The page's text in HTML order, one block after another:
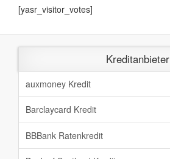
[yasr_visitor_votes]
Kreditanbieter
auxmoney Kredit
Barclaycard Kredit
BBBank Ratenkredit